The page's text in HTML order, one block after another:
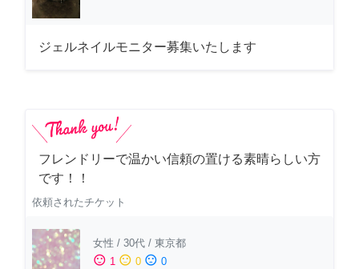
ジェルネイルモニター募集いたします
フレンドリーで温かい信頼の置ける素晴らしい方
です！！
依頼されたチケット
女性 / 30代 / 東京都
sentiment_satisfied 1 sentiment_neutral 0 sentiment_dissatisfied 0